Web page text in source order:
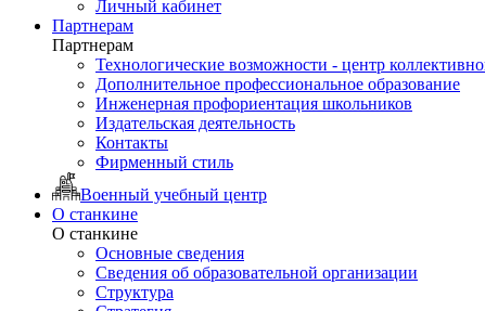
Личный кабинет
Партнерам
Партнерам
Технологические возможности - центр
Дополнительное профессиональное образование
Инженерная профориентация школьников
Издательская деятельность
Контакты
Фирменный стиль
Военный учебный центр
О станкине
О станкине
Основные сведения
Сведения об образовательной организации
Структура